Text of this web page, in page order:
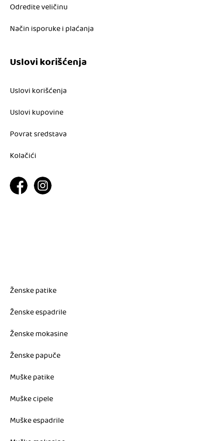
Odredite veličinu
Način isporuke i plaćanja
Uslovi korišćenja
Uslovi korišćenja
Uslovi kupovine
Povrat sredstava
Kolačići
Ženske patike
Ženske espadrile
Ženske mokasine
Ženske papuče
Muške patike
Muške cipele
Muške espadrile